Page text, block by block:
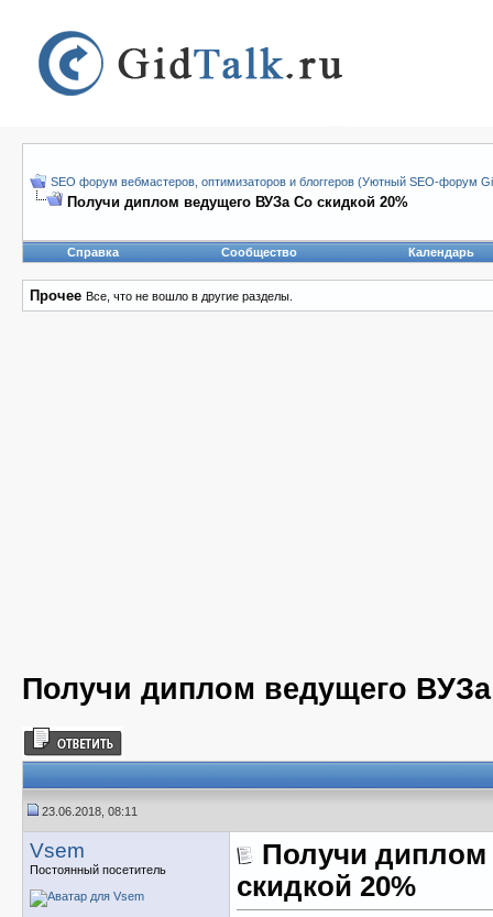
SEO форум вебмастеров, оптимизаторов и блоггеров (Уютный SEO-форум
Получи диплом ведущего ВУЗа Со скидкой 20%
Справка Сообщество Календарь
Прочее Все, что не вошло в другие разделы.
Получи диплом ведущего
23.06.2018, 08:11
Vsem
Постоянный посетитель
Получи
скидкой 20%